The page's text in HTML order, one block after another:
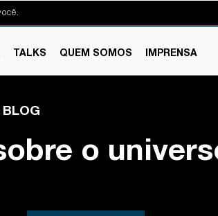
TALKS QUEM SOMOS IMPRENSA
BLOG
o